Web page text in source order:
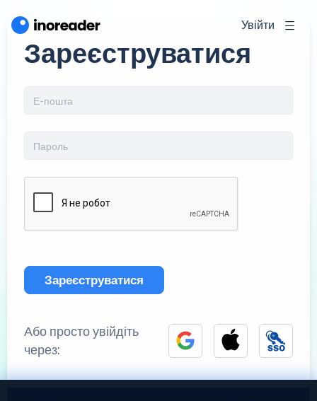
Увійти
Зареєструватися
Зареєструватися
Або просто увійдіть
через: